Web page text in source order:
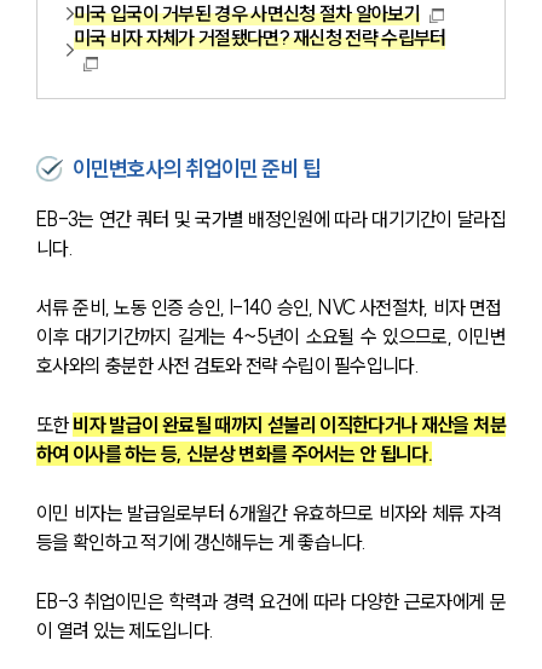
미국 입국이 거부된 경우 사면신청 절차 알아보기
미국 비자 자체가 거절됐다면? 재신청 전략 수립부터
이민변호사의 취업이민 준비 팁
EB-3는 연간 쿼터 및 국가별 배정인원에 따라 대기기간이 달라집
니다.
서류 준비, 노동 인증 승인, I-140 승인, NVC 사전절차, 비자 면접
이후 대기기간까지 길게는 4~5년이 소요될 수 있으므로, 이민변
호사와의 충분한 사전 검토와 전략 수립이 필수입니다.
또한 비자 발급이 완료될 때까지 섣불리 이직한다거나 재산을 처분
하여 이사를 하는 등, 신분상 변화를 주어서는 안 됩니다.
이민 비자는 발급일로부터 6개월간 유효하므로 비자와 체류 자격
등을 확인하고 적기에 갱신해두는 게 좋습니다.
EB-3 취업이민은 학력과 경력 요건에 따라 다양한 근로자에게 문
이 열려 있는 제도입니다.